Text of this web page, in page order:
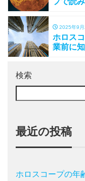
2025年9月
ホロス
業前に
検索
最近の投稿
ホロスコープの年